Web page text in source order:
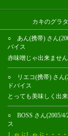
カキのグラ
○ あん(携帯) さん
バイス
赤味噌じゃ出来ませ
○ リエコ(携帯) さん
ドバイス
とっても美味しく出
○ BOSS さん(2005/
ス